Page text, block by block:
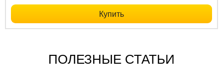
Купить
ПОЛЕЗНЫЕ СТАТЬИ